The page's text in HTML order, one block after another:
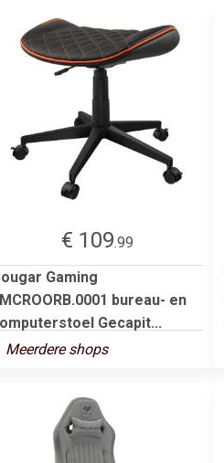
€ 109.99
Gaming
bureau- en
Gecapit...
Meerdere shops